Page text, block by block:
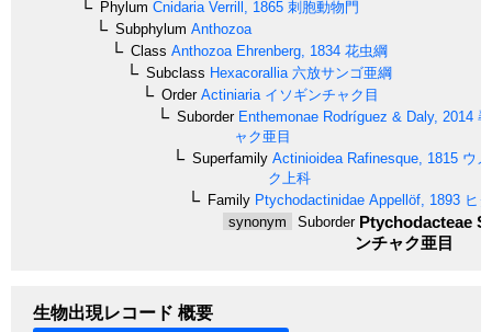
Phylum Cnidaria Verrill, 1865 刺胞動物門
Subphylum Anthozoa
Class Anthozoa Ehrenberg, 1834 花虫綱
Subclass Hexacorallia 六放サンゴ亜綱
OrderActiniaria イソギンチャク目
SuborderEnthemonae Rodríguez & Daly, 2014
ャク亜目
Superfamily Actinioidea Rafinesque, 1815 ウ
ク上科
Family Ptychodactinidae Appellöf, 1893 ヒ
synonym
SuborderPtychodacteae
ンチャク亜目
生物出現レコード 概要